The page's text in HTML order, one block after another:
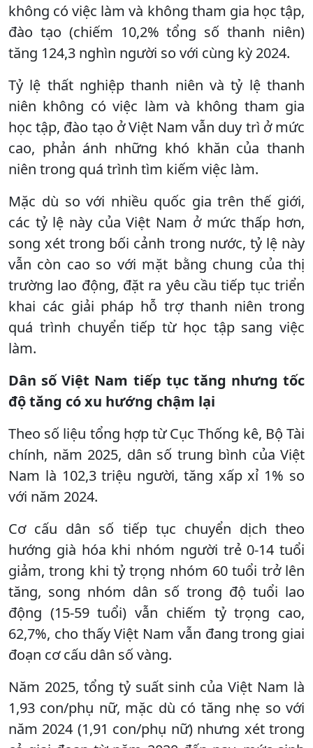
không có việc làm và không tham gia học tập,
đào tạo (chiếm 10,2% tổng số thanh niên)
tăng 124,3 nghìn người so với cùng kỳ 2024.
Tỷ lệ thất nghiệp thanh niên và tỷ lệ thanh
niên không có việc làm và không tham gia
học tập, đào tạo ở Việt Nam vẫn duy trì ở mức
cao, phản ánh những khó khăn của thanh
niên trong quá trình tìm kiếm việc làm.
Mặc dù so với nhiều quốc gia trên thế giới,
các tỷ lệ này của Việt Nam ở mức thấp hơn,
song xét trong bối cảnh trong nước, tỷ lệ này
vẫn còn cao so với mặt bằng chung của thị
trường lao động, đặt ra yêu cầu tiếp tục triển
khai các giải pháp hỗ trợ thanh niên trong
quá trình chuyển tiếp từ học tập sang việc
làm.
Dân số Việt Nam tiếp tục tăng nhưng tốc
độ tăng có xu hướng chậm lại
Theo số liệu tổng hợp từ Cục Thống kê, Bộ Tài
chính, năm 2025, dân số trung bình của Việt
Nam là 102,3 triệu người, tăng xấp xỉ 1% so
với năm 2024.
Cơ cấu dân số tiếp tục chuyển dịch theo
hướng già hóa khi nhóm người trẻ 0-14 tuổi
giảm, trong khi tỷ trọng nhóm 60 tuổi trở lên
tăng, song nhóm dân số trong độ tuổi lao
động (15-59 tuổi) vẫn chiếm tỷ trọng cao,
62,7%, cho thấy Việt Nam vẫn đang trong giai
đoạn cơ cấu dân số vàng.
Năm 2025, tổng tỷ suất sinh của Việt Nam là
1,93 con/phụ nữ, mặc dù có tăng nhẹ so với
năm 2024 (1,91 con/phụ nữ) nhưng xét trong